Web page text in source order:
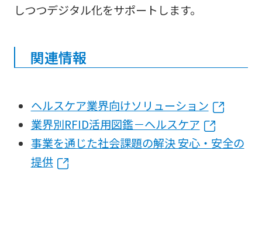
しつつデジタル化をサポートします。
関連情報
ヘルスケア業界向けソリューション
業界別RFID活用図鑑－ヘルスケア
事業を通じた社会課題の解決 安心・安全の
提供